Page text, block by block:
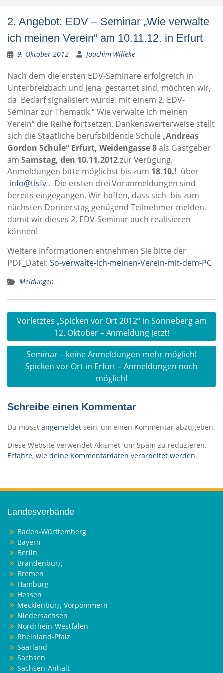
2. Angebot: EDV – Seminar „Wie verwalte
ich meinen Verein“ am 10.11.12. in Erfurt
9. Oktober 2012 Joachim Willeke
Nach dem die ersten EDV-Seminare erfolgreich in
Unterbreizbach und Jena gestartet sind, möchten wir,
da Bedarf signalisiert wurde, mit einem 2. EDV-
Seminar zur Thematik “ Wie verwalte ich meinen
Verein“ die Reihe fortsetzen. Dankenswerterweise stellt
sich die Staatliche berufsbildende Schule „Andreas
Gordon Schule“ Erfurt, Weidengasse 8als Gastgeber
am Samstag, den 10.11.2012zur Verügung.
Anmeldungen bitte möglichst bis zum 18.10.! über
info@tlsfv . Die ersten drei Voranmeldungen sind
bereits eingegangen. Wir hoffen, dass sich bis zum
nächsten Donnerstag genügend Teilnehmer melden,
damit wir dieses 2. EDV-Seminar auch realisieren
können!
Weitere Informationen entnehmen Sie bitte der
PDF_Datei: So-verwalte-ich-meinen-Verein-mit-dem-PC
Meldungen
Beitragsnavigation
Vorletztes „Spicken vor Ort 2012“ in Sonneberg am
12. Oktober – Anmeldung jetzt!
Seminar – keine Anmeldungen mehr möglich!
Spicken vor Ort in Erfurt – Anmeldungen noch
möglich!
Schreibe einen Kommentar
Du musst angemeldet sein, um einen Kommentar abzugeben.
Diese Website verwendet Akismet, um Spam zu reduzieren.
Erfahre, wie deine Kommentardaten verarbeitet werden.
Landesverbände
Baden-Württemberg
Bayern
Berlin
Brandenburg
Bremen
Hamburg
Hessen
Mecklenburg-Vorpommern
Niedersachsen
Nordrhein-Westfalen
Rheinland-Pfalz
Saarland
Sachsen
Sachsen-Anhalt